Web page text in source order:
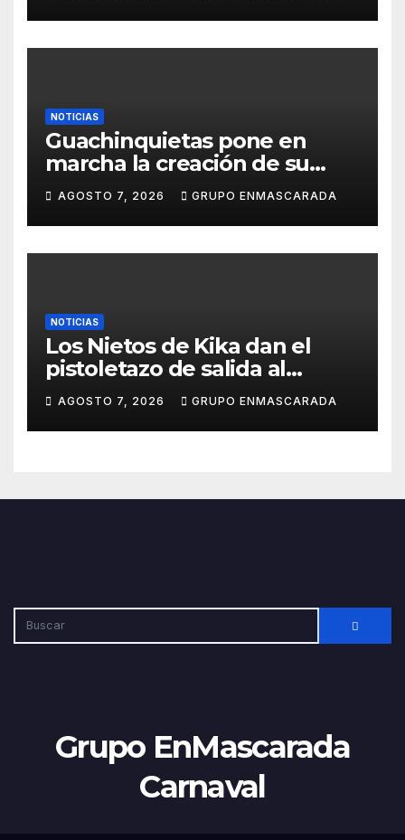
la Rambla para el Grand Prix
NOTICIAS
Guachinquietas pone en
marcha la creación de su
repertorio para el Carnaval
2027
AGOSTO 7, 2026 GRUPO ENMASCARADA
NOTICIAS
Los Nietos de Kika dan el
pistoletazo de salida al
Carnaval 2027 con el inicio de
sus ensayos
AGOSTO 7, 2026 GRUPO ENMASCARADA
Grupo EnMascarada
Carnaval